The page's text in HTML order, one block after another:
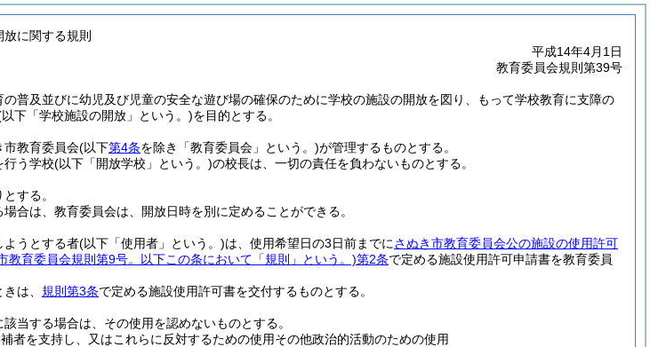
に関する規則
平成14年4月1日
教育委員会規則第39号
普及並びに幼児及び児童の安全な遊び場の確保のために学校の施設の開放を図り、もって学校教育に支障の
下「学校施設の開放」という。)を目的とする。
市教育委員会(以下第4条を除き「教育委員会」という。)が管理するものとする。
行う学校(以下「開放学校」という。)の校長は、一切の責任を負わないものとする。
する。
合は、教育委員会は、開放日時を別に定めることができる。
ようとする者(以下「使用者」という。)は、使用希望日の3日前までにさぬき市教育委員会公の施設の使用許可
教育委員会規則第9号。以下この条において「規則」という。)第2条で定める施設使用許可申請書を教育委員
は、 規則第3条で定める施設使用許可書を交付するものとする。
当する場合は、その使用を認めないものとする。
者を支持し、又はこれらに反対するための使用その他政治的活動のための使用